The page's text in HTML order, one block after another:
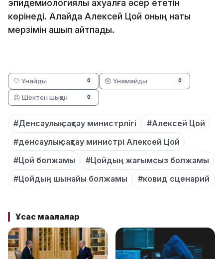
эпидемиологиялық ахуалға әсер ететін
көрінеді. Алайда Алексей Цой оның нақты
мерзімін ашып айтпады.
🤍 Ұнайды 0 😞 Ұнамайды 0
😡 Шектен шыққан 0
#Денсаулық сақтау министрлігі
#Алексей Цой
#денсаулық сақтау министрі Алексей Цой
#Цой болжамы
#Цойдың жағымсыз болжамы
#Цойдың шынайы болжамы
#ковид сценарий
Ұқсас мақалалар